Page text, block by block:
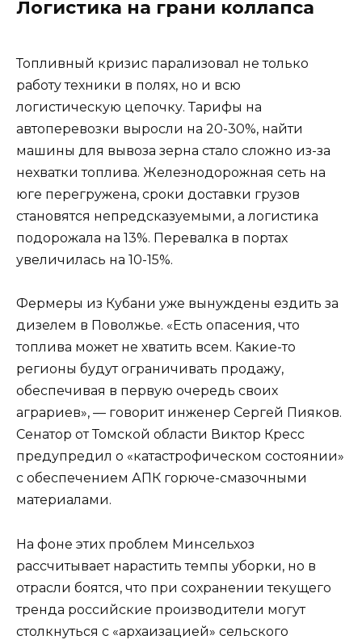
Логистика на грани коллапса
Топливный кризис парализовал не только
работу техники в полях, но и всю
логистическую цепочку. Тарифы на
автоперевозки выросли на 20-30%, найти
машины для вывоза зерна стало сложно из-за
нехватки топлива. Железнодорожная сеть на
юге перегружена, сроки доставки грузов
становятся непредсказуемыми, а логистика
подорожала на 13%. Перевалка в портах
увеличилась на 10-15%.
Фермеры из Кубани уже вынуждены ездить за
дизелем в Поволжье. «Есть опасения, что
топлива может не хватить всем. Какие-то
регионы будут ограничивать продажу,
обеспечивая в первую очередь своих
аграриев», — говорит инженер Сергей Пияков.
Сенатор от Томской области Виктор Кресс
предупредил о «катастрофическом состоянии»
с обеспечением АПК горюче-смазочными
материалами.
На фоне этих проблем Минсельхоз
рассчитывает нарастить темпы уборки, но в
отрасли боятся, что при сохранении текущего
тренда российские производители могут
столкнуться с «архаизацией» сельского